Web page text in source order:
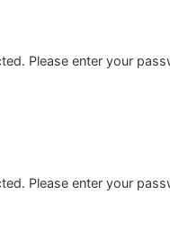
Please enter your
Please enter your